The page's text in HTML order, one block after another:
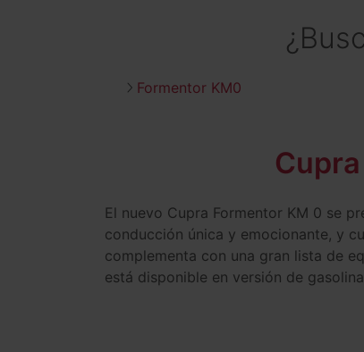
Formentor KM0
El nuevo Cupra Formentor KM 0 se
conducción única y emocionante, y
complementa con una gran lista de
está disponible en versión de